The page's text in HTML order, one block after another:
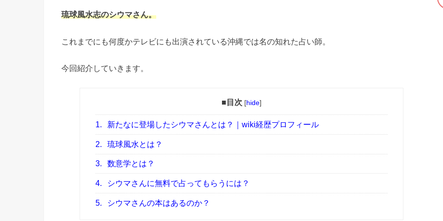
琉球風水志のシウマさん。
これまでにも何度かテレビにも出演されている沖縄では名の知れた占い師。
今回紹介していきます。
■目次 [hide]
1. 新たなに登場したシウマさんとは？｜wiki経歴プロフィール
2. 琉球風水とは？
3. 数意学とは？
4. シウマさんに無料で占ってもらうには？
5. シウマさんの本はあるのか？